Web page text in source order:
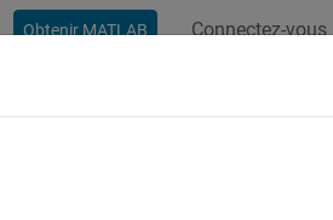
Obtenir MATLAB Connectez-vous